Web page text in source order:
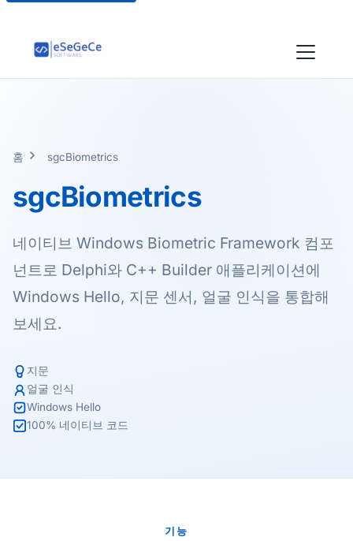
홈 sgcBiometrics
sgcBiometrics
네이티브 Windows Biometric Framework 컴포
넌트로 Delphi와 C++ Builder 애플리케이션에
Windows Hello, 지문 센서, 얼굴 인식을 통합해
보세요.
지문
얼굴 인식
Windows Hello
100% 네이티브 코드
기능